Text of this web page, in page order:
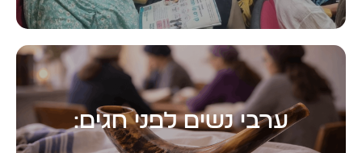
ערבי נשים לפני חגים:
לפרטים